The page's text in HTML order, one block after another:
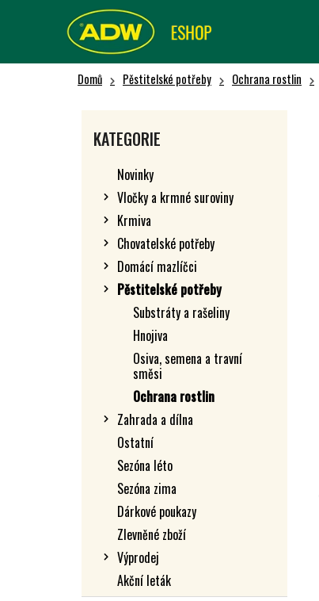
Domů Pěstitelské potřeby Ochrana rostlin
kategorie
KATEGORIE
Novinky
Vločky a krmné suroviny
Krmiva
Chovatelské potřeby
Domácí mazlíčci
Pěstitelské potřeby
Substráty a rašeliny
Hnojiva
Osiva, semena a travní
směsi
Ochrana rostlin
Zahrada a dílna
Ostatní
Sezóna léto
Sezóna zima
Dárkové poukazy
Zlevněné zboží
Výprodej
Akční leták
Í
Zpět
do obchodu
Zpět
do obchodu